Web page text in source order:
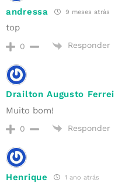
andressa 9 meses atrás
top
0 Responder
Drailton Augusto
Muito bom!
0 Responder
Henrique 1 ano atrás